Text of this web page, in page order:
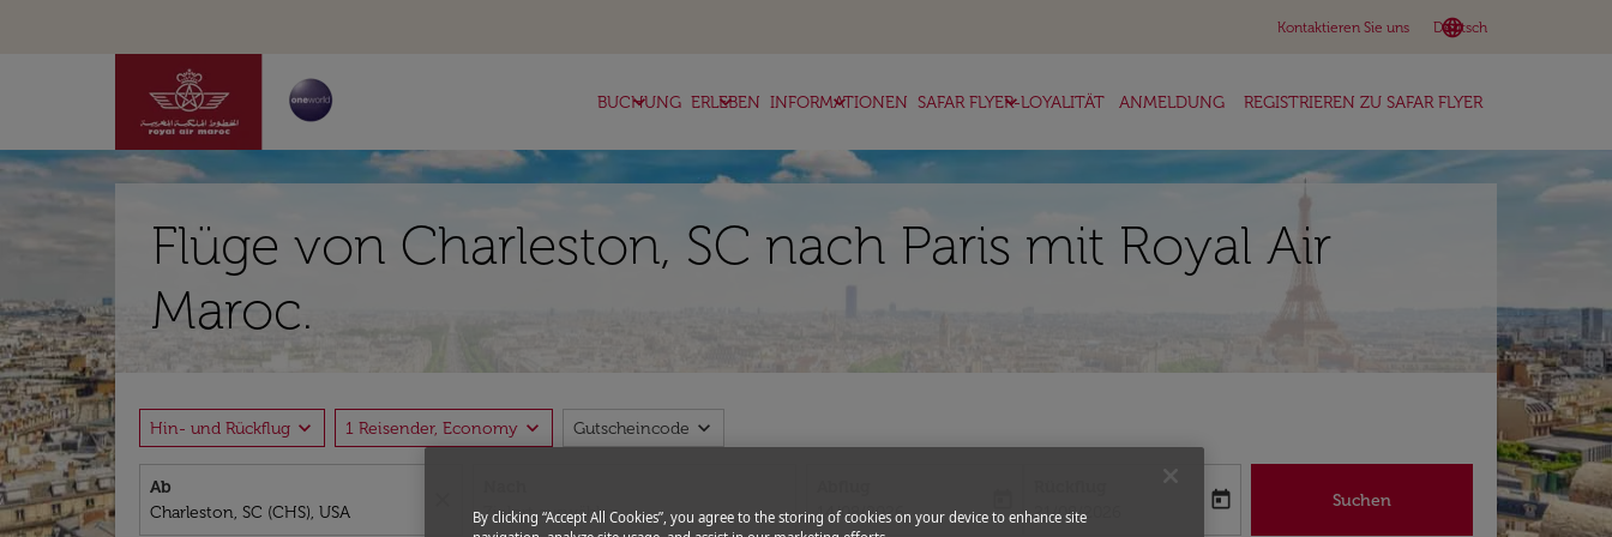
Kontaktieren Sie uns language
Deutsch
keyboard_arrow_down
BUCHUNG
keyboard_arrow_down ERLEBEN
keyboard_arrow_down INFORMATIONEN
keyboard_arrow_down SAFAR FLYER-LOYALITÄT
keyboard_arrow_down ANMELDUNG REGISTRIEREN ZU SAFAR FLYER
Flüge von Charleston, SC nach Paris mit Royal Air
Maroc.
Hin- und Rückflug expand_more 1 Reisender, Economy expand_more Gutscheincode expand_more
Ab
fc-booking-departure-date-aria-label
14/08/2026
fc-booking-return-date-aria-label
21/08/2026
today Suchen
By clicking “Accept All Cookies”, you agree to the storing of cookies on your device to enhance site